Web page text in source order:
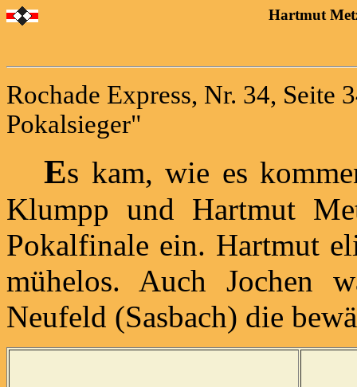
Hartmut
Rochade Express, Nr. 34,
Pokalsieger"
Es kam, wie es
Klumpp und Hartmut
Pokalfinale ein. Hartmut
mühelos. Auch Jochen
Neufeld (Sasbach) die